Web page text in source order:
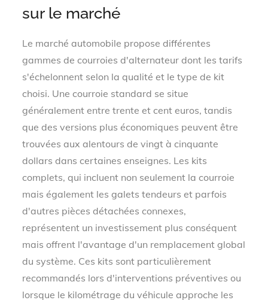
sur le marché
Le marché automobile propose différentes
gammes de courroies d'alternateur dont les tarifs
s'échelonnent selon la qualité et le type de kit
choisi. Une courroie standard se situe
généralement entre trente et cent euros, tandis
que des versions plus économiques peuvent être
trouvées aux alentours de vingt à cinquante
dollars dans certaines enseignes. Les kits
complets, qui incluent non seulement la courroie
mais également les galets tendeurs et parfois
d'autres pièces détachées connexes,
représentent un investissement plus conséquent
mais offrent l'avantage d'un remplacement global
du système. Ces kits sont particulièrement
recommandés lors d'interventions préventives ou
lorsque le kilométrage du véhicule approche les